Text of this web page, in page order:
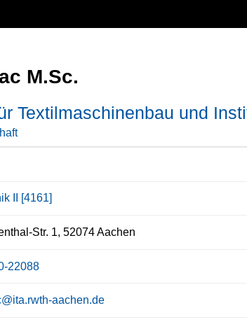
M.Sc.
Textilmaschinenbau und
II [4161]
Str. 1, 52074 Aachen
22088
aachen.de